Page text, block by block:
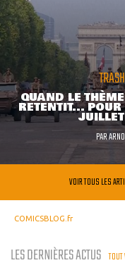
QUAND LE
RETENTIT...
PAR
VOIR TOUS LES
COMICSBLOG.fr
LES DERNIÈRES ACTUS